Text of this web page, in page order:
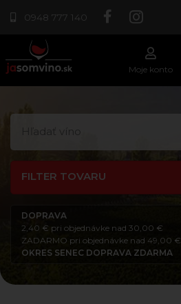
0948 777 140
Moje konto
FILTER TOVARU
DOPRAVA
2,40 € pri objednávke nad 30,00 €
ZADARMO pri objednávke nad 49,00 €
OKRES SENEC DOPRAVA ZDARMA